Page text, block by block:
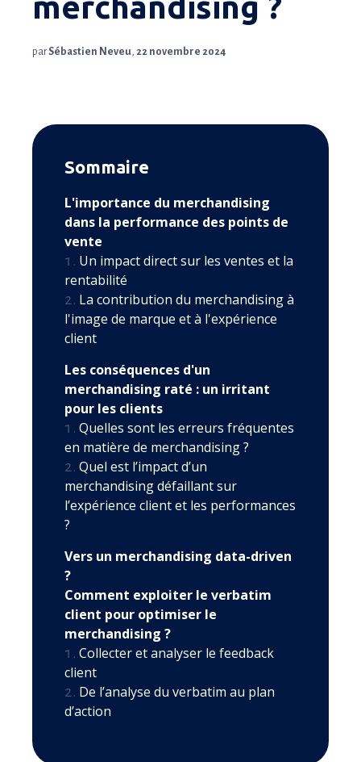
parSébastien Neveu, 22 novembre 2024
Sommaire
L'importance du merchandising
dans la performance des points de
vente
Un impact direct sur les ventes et la
rentabilité
La contribution du merchandising à
l'image de marque et à l'expérience
client
Les conséquences d'un
merchandising raté : un irritant
pour les clients
Quelles sont les erreurs fréquentes
en matière de merchandising ?
Quel est l’impact d’un
merchandising défaillant sur
l’expérience client et les performances
?
Vers un merchandising data-driven
?
Comment exploiter le verbatim
client pour optimiser le
merchandising ?
Collecter et analyser le feedback
client
De l’analyse du verbatim au plan
d’action